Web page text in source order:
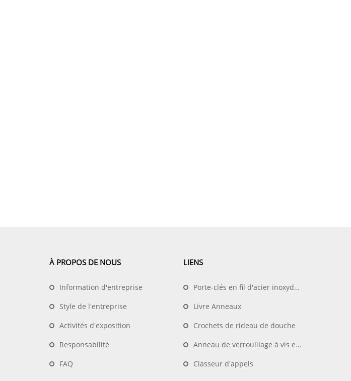
À PROPOS DE NOUS
Information d'entreprise
Style de l'entreprise
Activités d'exposition
Responsabilité
FAQ
LIENS
Porte-clés en fil d'acier inoxydable
Livre Anneaux
Crochets de rideau de douche
Anneau de verrouillage à vis en forme de D
Classeur d'appels